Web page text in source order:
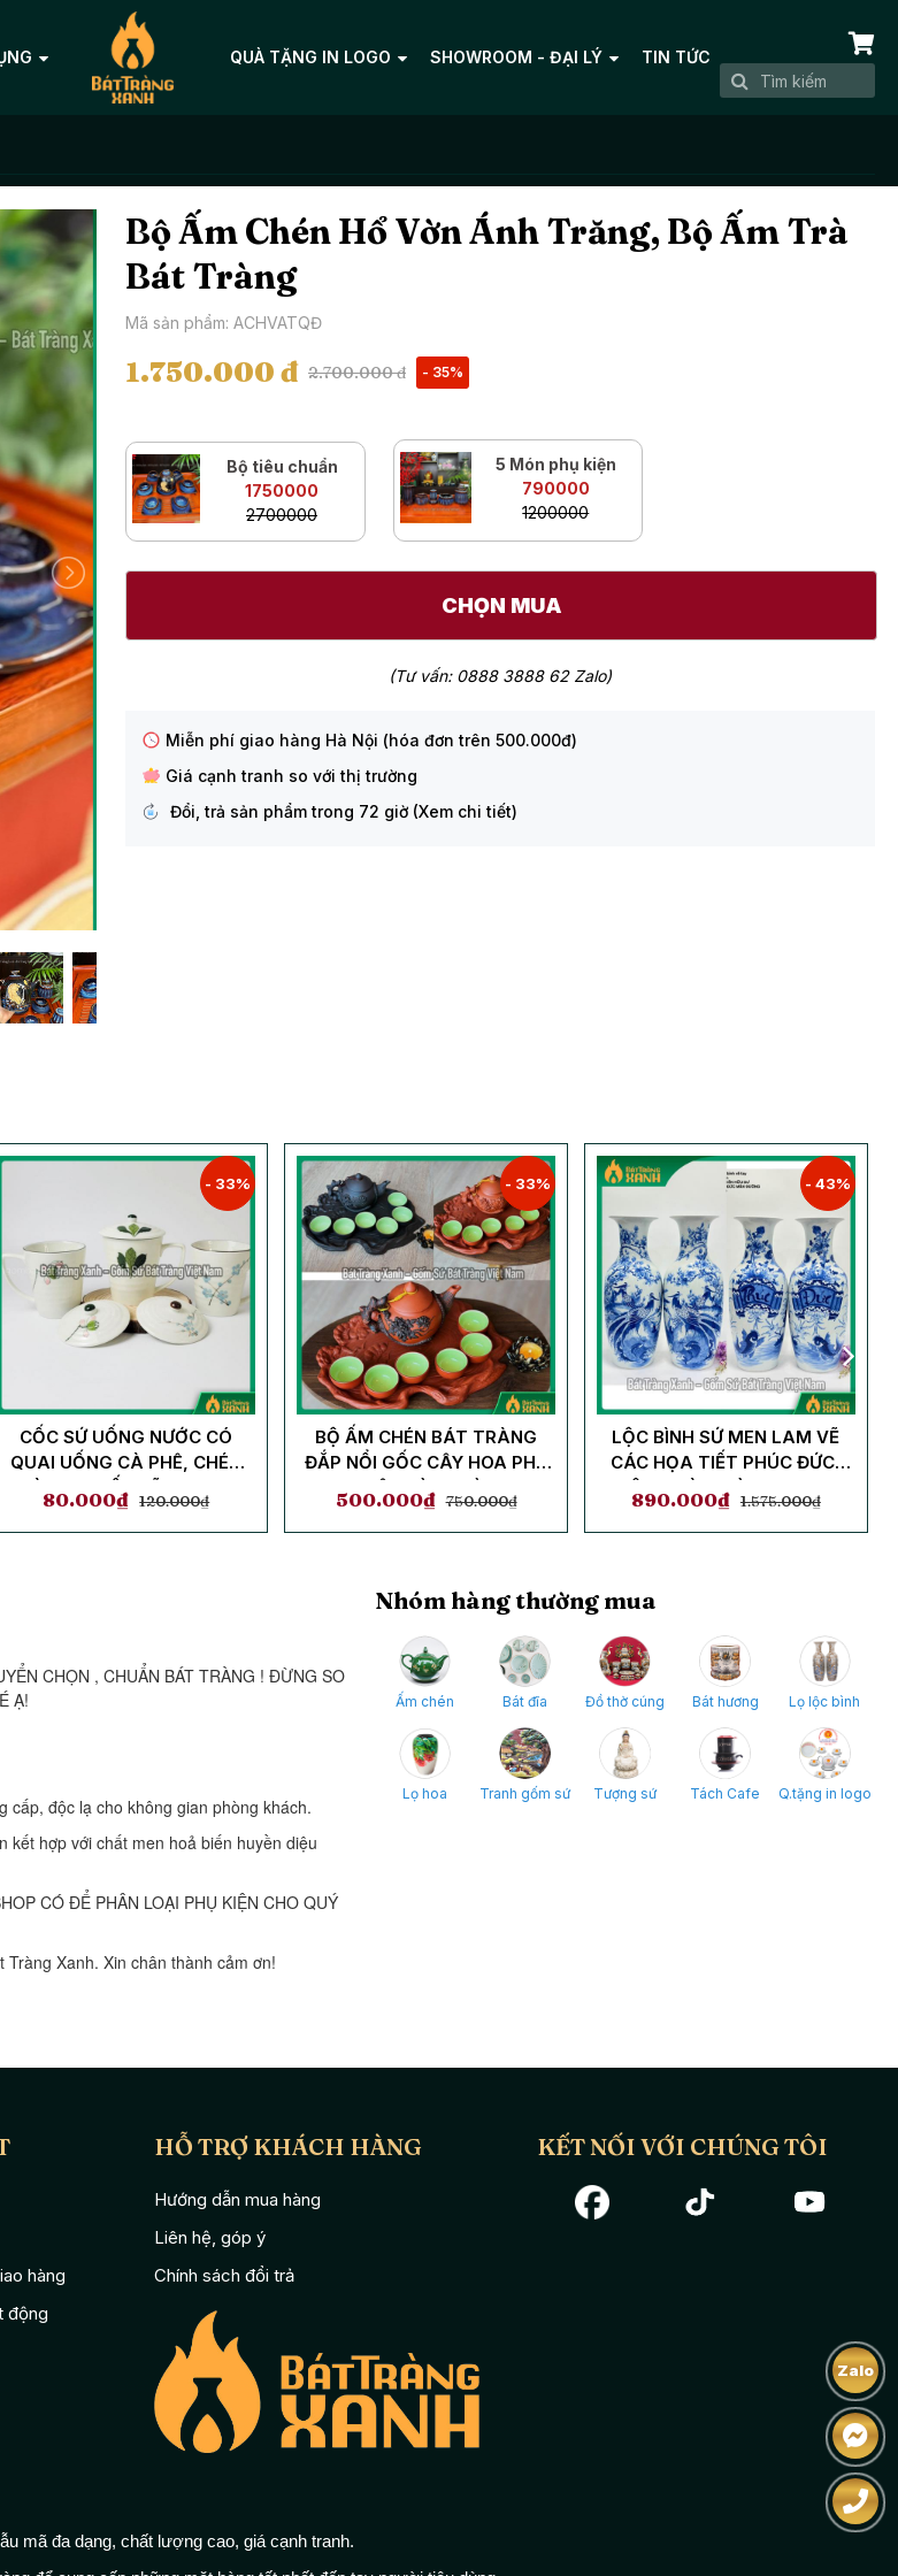
Zalo
QUÀ TẶNG IN LOGO SHOWROOM - ĐẠI LÝ TIN TỨC
Bộ Ấm Chén Hổ Vờn Ánh Trăng, Bộ Ấm Trà
Bát Tràng
Mã sản phẩm: ACHVATQĐ
1.750.000 đ 2.700.000 đ - 35%
Bộ tiêu chuẩn
1750000
2700000
5 Món phụ kiện
790000
1200000
CHỌN MUA
(Tư vấn: 0888 3888 62 Zalo)
Miễn phí giao hàng Hà Nội (hóa đơn trên 500.000đ)
Giá cạnh tranh so với thị trường
Đổi, trả sản phẩm trong 72 giờ (Xem chi tiết)
- 33%
CỐC SỨ UỐNG NƯỚC CÓ
QUAI UỐNG CÀ PHÊ, CHÉN
TRÀ HOẠ TIẾT VẼ TAY MEN
KEM
80.000₫ 120.000₫
- 33%
BỘ ẤM CHÉN BÁT TRÀNG
ĐẮP NỔI GỐC CÂY HOA PHÙ
DUNG, CÂY TÙNG KÈM KHAY
500.000₫ 750.000₫
- 43%
LỘC BÌNH SỨ MEN LAM VẼ
CÁC HỌA TIẾT PHÚC ĐỨC,
CÔNG ĐÀO, TÙNG HẠC,...
890.000₫ 1.575.000₫
CHỌN , CHUẨN BÁT TRÀNG ! ĐỪNG SO
Ạ!
cấp, độc lạ cho không gian phòng khách.
hợp với chất men hoả biến huyền diệu
CÓ ĐỂ PHÂN LOẠI PHỤ KIỆN CHO QUÝ
Xanh. Xin chân thành cảm ơn!
Nhóm hàng thường mua
Ấm chén Bát đĩa Đồ thờ cúng Bát hương Lọ lộc bình
Lọ hoa Tranh gốm sứ Tượng sứ Tách Cafe Q.tặng in logo
hàng
động
HỖ TRỢ KHÁCH HÀNG
Hướng dẫn mua hàng
Liên hệ, góp ý
Chính sách đổi trả
KẾT NỐI VỚI CHÚNG TÔI
mã đa dạng, chất lượng cao, giá cạnh tranh.